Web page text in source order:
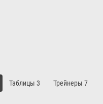
Таблицы 3 Трейнеры 7